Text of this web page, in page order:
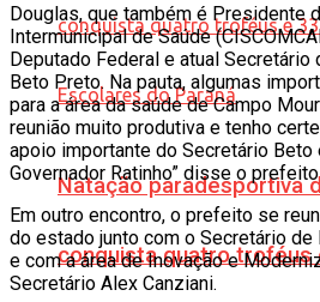
Natação paradesportiva
conquista quatro troféus
Douglas, que também é Presidente
Intermunicipal de Saúde
Deputado Federal e atual Secretário
Beto Preto. Na pauta, algumas
para a área da saúde de Campo
reunião muito produtiva e tenho
apoio importante do Secretário Beto
Governador Ratinho” disse o
Em outro encontro, o prefeito se
do estado junto com o Secretário
e com a área de Inovação e
Secretário Alex Canziani.